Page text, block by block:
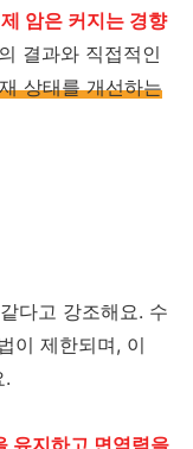
암은 커지는 경향
결과와 직접적인
상태를 개선하는
다고 강조해요. 수
이 제한되며, 이
.
유지하고 면역력을